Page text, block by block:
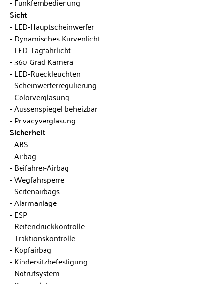
Sicht
LED-Hauptscheinwerfer
Dynamisches Kurvenlicht
LED-Tagfahrlicht
360 Grad Kamera
LED-Rueckleuchten
Scheinwerferregulierung
Colorverglasung
Aussenspiegel beheizbar
Privacyverglasung
Sicherheit
ABS
Airbag
Beifahrer-Airbag
Wegfahrsperre
Seitenairbags
Alarmanlage
ESP
Reifendruckkontrolle
Traktionskontrolle
Kopfairbag
Kindersitzbefestigung
Notrufsystem